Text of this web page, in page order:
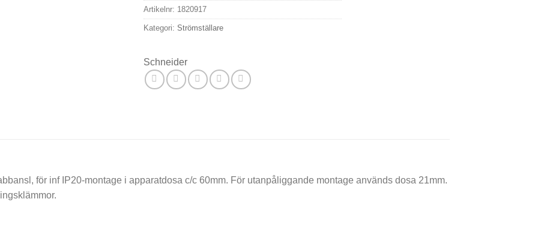
Artikelnr: 1820917
Kategori: Strömställare
Schneider
för inf IP20-montage i apparatdosa c/c 60mm. För utanpåliggande montage används dosa 21mm.